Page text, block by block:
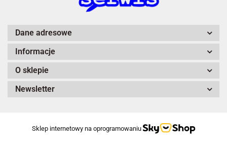
Dane adresowe
Informacje
O sklepie
Newsletter
Sklep internetowy na oprogramowaniu